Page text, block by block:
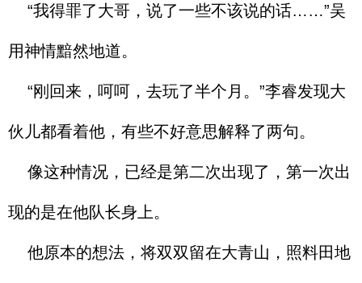
“我得罪了大哥，说了一些不该说的话……”吴
用神情黯然地道。
“刚回来，呵呵，去玩了半个月。”李睿发现大
伙儿都看着他，有些不好意思解释了两句。
像这种情况，已经是第二次出现了，第一次出
现的是在他队长身上。
他原本的想法，将双双留在大青山，照料田地